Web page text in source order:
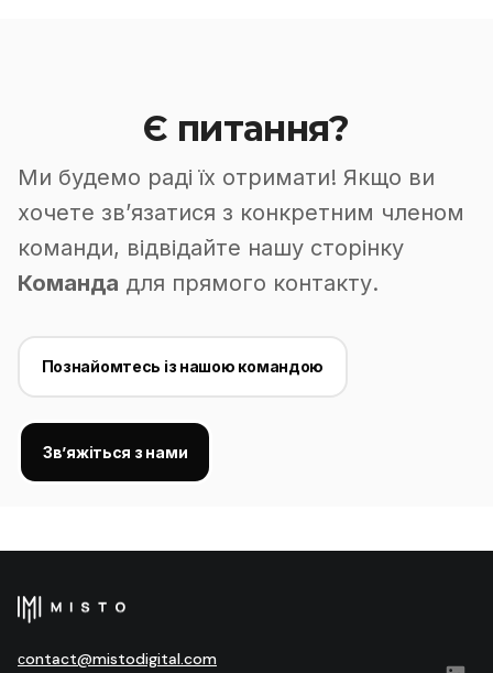
Є питання?
Ми будемо раді їх отримати! Якщо ви
хочете зв’язатися з конкретним членом
команди, відвідайте нашу сторінку
Команда для прямого контакту.
Познайомтесь із нашою командою
Зв’яжіться з нами
сontact@mistodigital.com